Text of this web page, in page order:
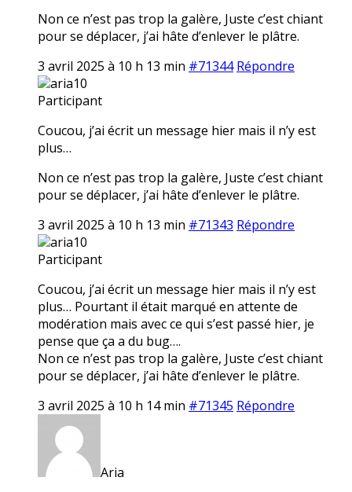
Non ce n’est pas trop la galère, Juste c’est chiant
pour se déplacer, j’ai hâte d’enlever le plâtre.
3 avril 2025 à 10 h 13 min #71344 Répondre
aria10
Participant
Coucou, j’ai écrit un message hier mais il n’y est
plus…
Non ce n’est pas trop la galère, Juste c’est chiant
pour se déplacer, j’ai hâte d’enlever le plâtre.
3 avril 2025 à 10 h 13 min #71343 Répondre
aria10
Participant
Coucou, j’ai écrit un message hier mais il n’y est
plus… Pourtant il était marqué en attente de
modération mais avec ce qui s’est passé hier, je
pense que ça a du bug….
Non ce n’est pas trop la galère, Juste c’est chiant
pour se déplacer, j’ai hâte d’enlever le plâtre.
3 avril 2025 à 10 h 14 min #71345 Répondre
Aria